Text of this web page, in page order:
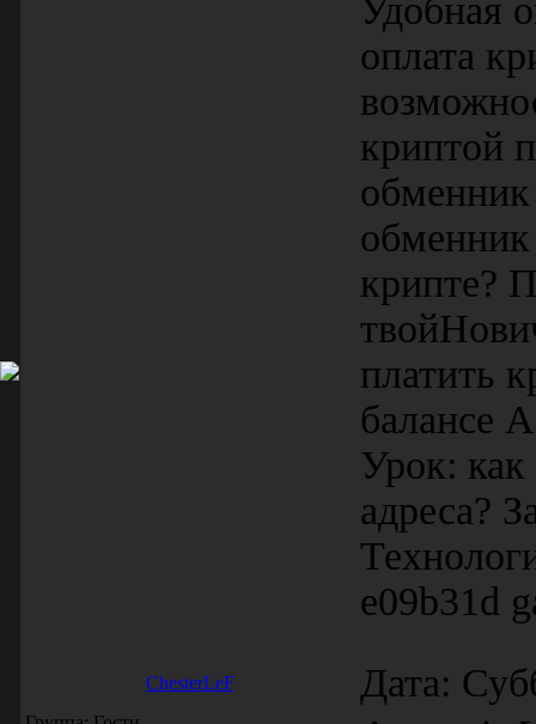
Удобная
оплата
криптой
крипте?
платить
балансе
Урок: как
адреса?
e09b31d
ChesterLeF Дата: